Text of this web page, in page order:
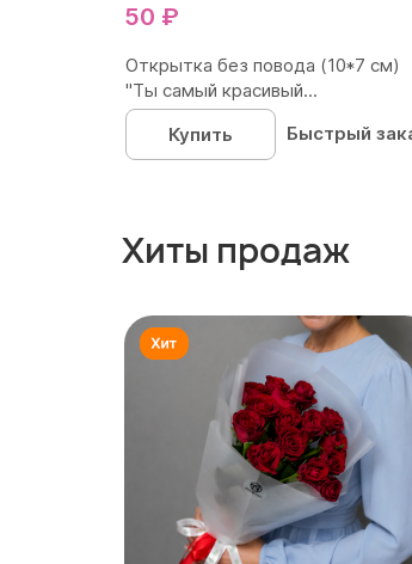
50 ₽
Открытка без повода (10*7 см)
"Ты самый красивый...
Купить
Быстрый
Хиты продаж